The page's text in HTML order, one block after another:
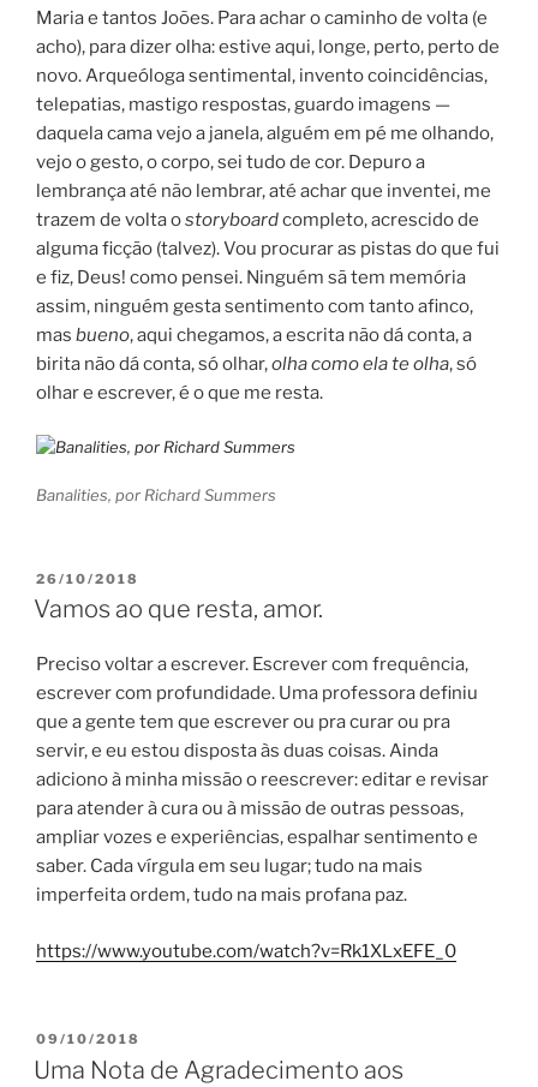
Maria e tantos Joões. Para achar o caminho de volta (e
acho), para dizer olha: estive aqui, longe, perto, perto de
novo. Arqueóloga sentimental, invento coincidências,
telepatias, mastigo respostas, guardo imagens —
daquela cama vejo a janela, alguém em pé me olhando,
vejo o gesto, o corpo, sei tudo de cor. Depuro a
lembrança até não lembrar, até achar que inventei, me
trazem de volta ostoryboardcompleto, acrescido de
alguma ficção (talvez). Vou procurar as pistas do que fui
e fiz, Deus! como pensei. Ninguém sã tem memória
assim, ninguém gesta sentimento com tanto afinco,
mas bueno, aqui chegamos, a escrita não dá conta, a
birita não dá conta, só olhar,olha como ela te olha, só
olhar e escrever, é o que me resta.
Banalities, por Richard Summers
POSTED
ON
26/10/2018
Vamos ao que resta, amor.
Preciso voltar a escrever. Escrever com frequência,
escrever com profundidade. Uma professora definiu
que a gente tem que escrever ou pra curar ou pra
servir, e eu estou disposta às duas coisas. Ainda
adiciono à minha missão o reescrever: editar e revisar
para atender à cura ou à missão de outras pessoas,
ampliar vozes e experiências, espalhar sentimento e
saber. Cada vírgula em seu lugar; tudo na mais
imperfeita ordem, tudo na mais profana paz.
https://www.youtube.com/watch?v=Rk1XLxEFE_0
POSTED
ON
09/10/2018
Uma Nota de Agradecimento aos